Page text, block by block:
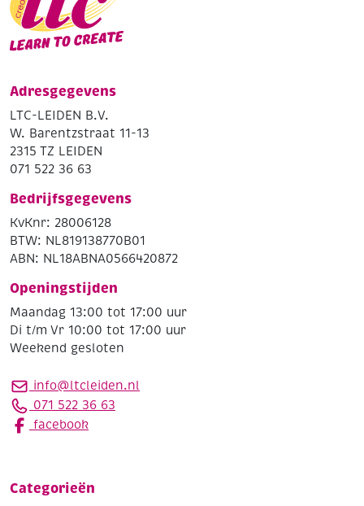
Adresgegevens
LTC-LEIDEN B.V.
W. Barentzstraat 11-13
2315 TZ LEIDEN
071 522 36 63
Bedrijfsgegevens
KvKnr: 28006128
BTW: NL819138770B01
ABN: NL18ABNA0566420872
Openingstijden
Maandag 13:00 tot 17:00 uur
Di t/m Vr 10:00 tot 17:00 uur
Weekend gesloten
info@ltcleiden.nl
071 522 36 63
facebook
Categorieën